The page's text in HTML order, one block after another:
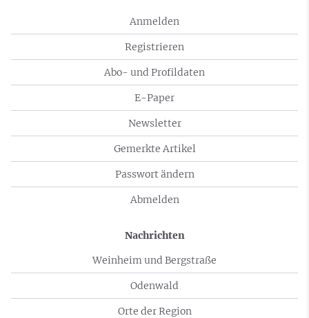
Anmelden
Registrieren
Abo- und Profildaten
E-Paper
Newsletter
Gemerkte Artikel
Passwort ändern
Abmelden
Nachrichten
Weinheim und Bergstraße
Odenwald
Orte der Region